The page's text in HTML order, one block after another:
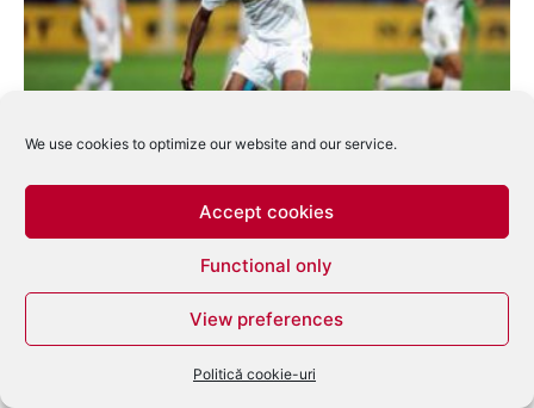
We use cookies to optimize our website and our service.
Accept cookies
Functional only
View preferences
Politică cookie-uri
Fotbal – Europa League: Celtic Glasgow –
Astra Giurgiu 2-1
octombrie 24, 2014